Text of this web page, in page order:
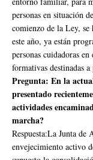
personas en situación
comienzo de la Ley, se
este año, ya están
personas cuidadoras
formativas destinadas
Pregunta: En la
presentado
actividades
marcha?
Respuesta:La Junta de
envejecimiento activo